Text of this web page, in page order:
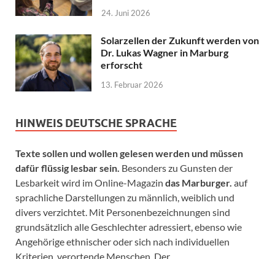
24. Juni 2026
Solarzellen der Zukunft werden von
Dr. Lukas Wagner in Marburg
erforscht
13. Februar 2026
HINWEIS DEUTSCHE SPRACHE
Texte sollen und wollen gelesen werden und müssen
dafür flüssig lesbar sein. Besonders zu Gunsten der
Lesbarkeit wird im Online-Magazin das Marburger. auf
sprachliche Darstellungen zu männlich, weiblich und
divers verzichtet. Mit Personenbezeichnungen sind
grundsätzlich alle Geschlechter adressiert, ebenso wie
Angehörige ethnischer oder sich nach individuellen
Kriterien verortende Menschen. Der